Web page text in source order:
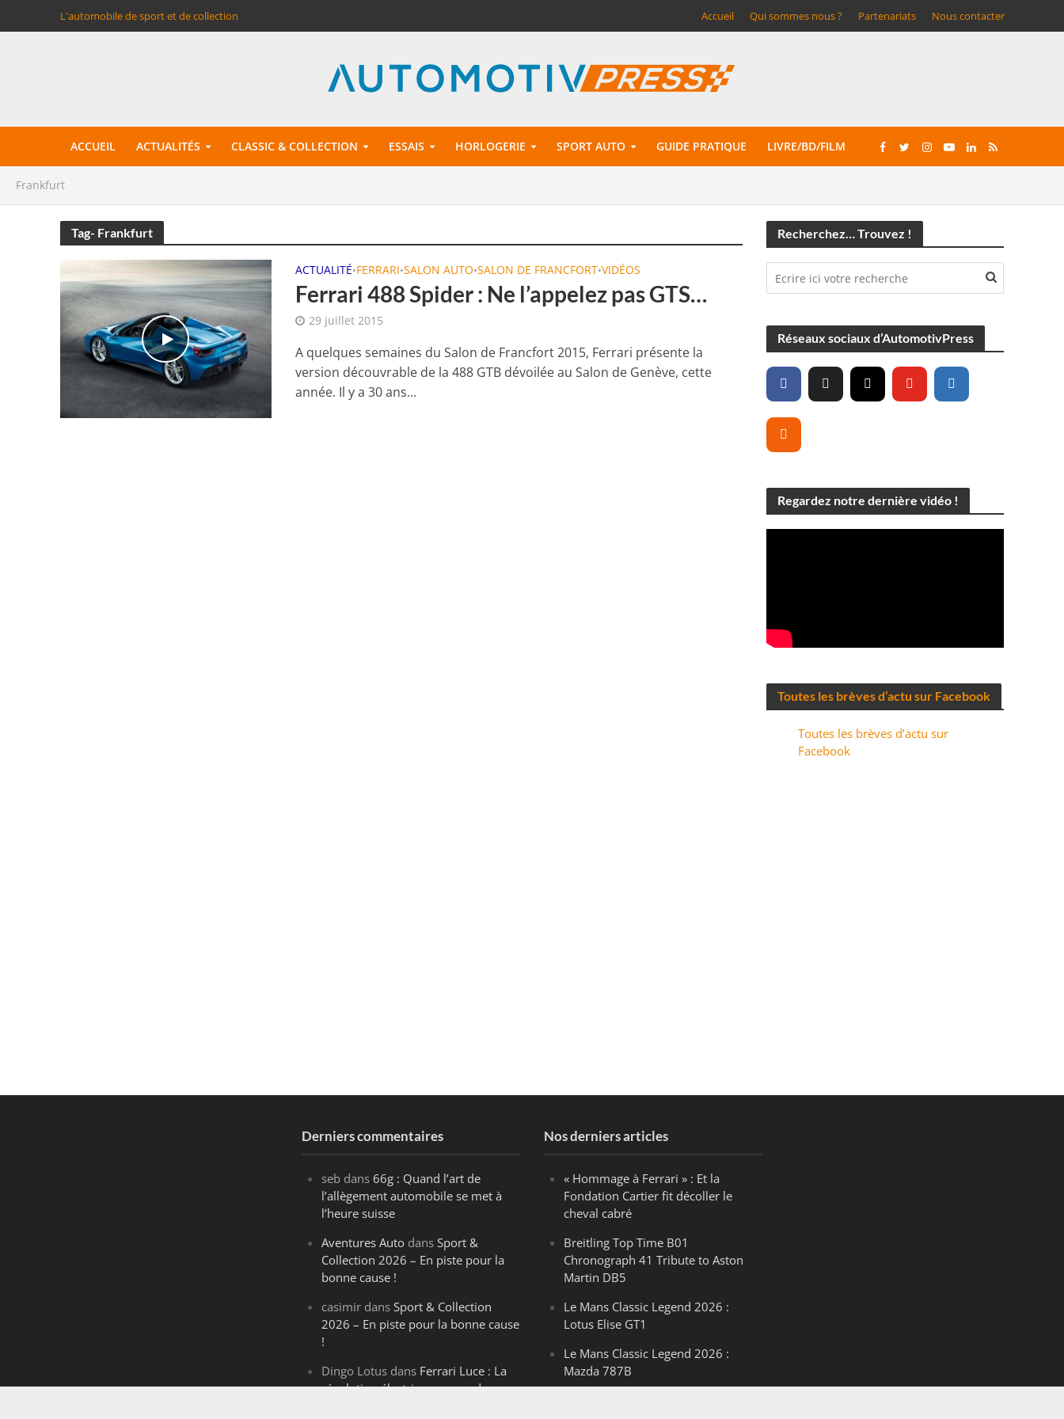
L'automobile de sport et de collection Accueil Qui sommes nous ? Partenariats Nous contacter
ACCUEIL ACTUALITÉS CLASSIC & COLLECTION ESSAIS HORLOGERIE SPORT AUTO GUIDE PRATIQUE LIVRE/BD/FILM
Frankfurt
Tag- Frankfurt
ACTUALITÉ•FERRARI•SALON AUTO•SALON DE FRANCFORT•VIDÉOS
Ferrari 488 Spider : Ne l’appelez pas GTS…
29 juillet 2015
A quelques semaines du Salon de Francfort 2015, Ferrari présente la
version découvrable de la 488 GTB dévoilée au Salon de Genève, cette
année. Il y a 30 ans...
Recherchez… Trouvez !
Réseaux sociaux d’AutomotivPress
Regardez notre dernière vidéo !
Toutes les brèves d’actu sur Facebook
Toutes les brèves d’actu sur
Facebook
Derniers commentaires
seb dans66g : Quand l’art de
l’allègement automobile se met à
l’heure suisse
Aventures Auto dansSport &
Collection 2026 – En piste pour la
bonne cause !
casimir dansSport & Collection
2026 – En piste pour la bonne cause
!
Dingo Lotus dans Ferrari Luce : La
révolution électrique venue de
Nos derniers articles
« Hommage à Ferrari » : Et la
Fondation Cartier fit décoller le
cheval cabré
Breitling Top Time B01
Chronograph 41 Tribute to Aston
Martin DB5
Le Mans Classic Legend 2026 :
Lotus Elise GT1
Le Mans Classic Legend 2026 :
Mazda 787B